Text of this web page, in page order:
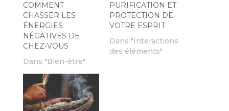
COMMENT
CHASSER LES
ÉNERGIES
NÉGATIVES DE
CHEZ-VOUS
Dans "Bien-être"
PURIFICATION ET
PROTECTION DE
VOTRE ESPRIT
Dans "Interactions
des éléments"